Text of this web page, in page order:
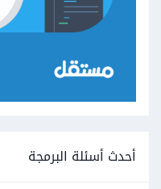
أحدث أسئلة البرمجة